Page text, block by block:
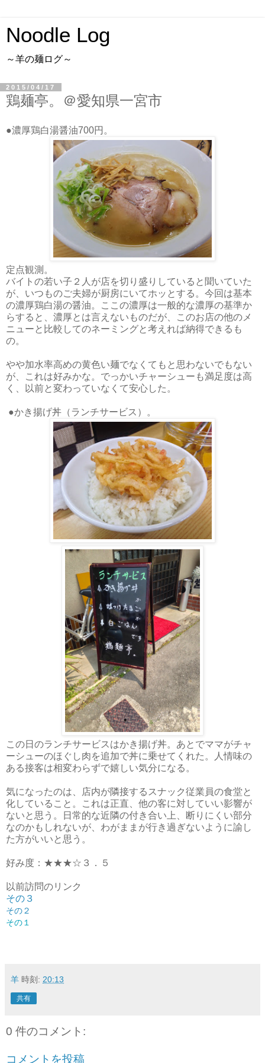
Noodle Log
～羊の麺ログ～
2015/04/17
鶏麺亭。＠愛知県一宮市
●濃厚鶏白湯醤油700円。
定点観測。
バイトの若い子２人が店を切り盛りしていると聞いていた
が、いつものご夫婦が厨房にいてホッとする。今回は基本
の濃厚鶏白湯の醤油。ここの濃厚は一般的な濃厚の基準か
らすると、濃厚とは言えないものだが、このお店の他のメ
ニューと比較してのネーミングと考えれば納得できるも
の。
やや加水率高めの黄色い麺でなくてもと思わないでもない
が、これは好みかな。でっかいチャーシューも満足度は高
く、以前と変わっていなくて安心した。
●かき揚げ丼（ランチサービス）。
この日のランチサービスはかき揚げ丼。あとでママがチャ
ーシューのほぐし肉を追加で丼に乗せてくれた。人情味の
ある接客は相変わらずで嬉しい気分になる。
気になったのは、店内が隣接するスナック従業員の食堂と
化していること。これは正直、他の客に対していい影響が
ないと思う。日常的な近隣の付き合い上、断りにくい部分
なのかもしれないが、わがままが行き過ぎないように諭し
た方がいいと思う。
好み度：★★★☆３．５
以前訪問のリンク
その３
その２
その１
羊 時刻: 20:13
共有
0 件のコメント:
コメントを投稿